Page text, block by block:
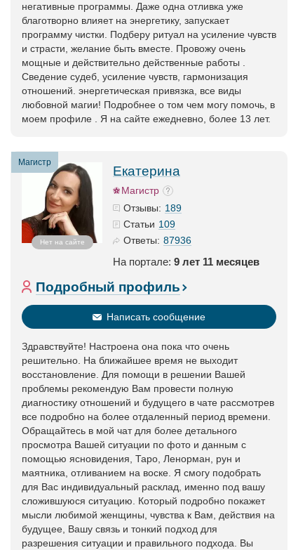
негативные программы. Даже одна отливка уже
благотворно влияет на энергетику, запускает
программу чистки. Подберу ритуал на усиление чувств
и страсти, желание быть вместе. Провожу очень
мощные и действительно действенные работы .
Сведение судеб, усиление чувств, гармонизация
отношений. энергетическая привязка, все виды
любовной магии! Подробнее о том чем могу помочь, в
моем профиле . Я на сайте ежедневно, более 13 лет.
Магистр
Нет на сайте
Екатерина
Магистр
Отзывы: 189
Статьи 109
Ответы: 87936
На портале: 9 лет 11 месяцев
Подробный профиль
Написать сообщение
Здравствуйте! Настроена она пока что очень
решительно. На ближайшее время не выходит
восстановление. Для помощи в решении Вашей
проблемы рекомендую Вам провести полную
диагностику отношений и будущего в чате рассмотрев
все подробно на более отдаленный период времени.
Обращайтесь в мой чат для более детального
просмотра Вашей ситуации по фото и данным с
помощью ясновидения, Таро, Ленорман, рун и
маятника, отливанием на воске. Я смогу подобрать
для Вас индивидуальный расклад, именно под вашу
сложившуюся ситуацию. Который подробно покажет
мысли любимой женщины, чувства к Вам, действия на
будущее, Вашу связь и тонкий подход для
разрешения ситуации и правильного подхода. Вы